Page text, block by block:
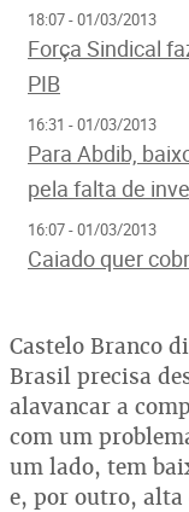
18:07 - 01/03/2013
Força Sindical
PIB
16:31 - 01/03/2013
Para Abdib,
pela falta de
16:07 - 01/03/2013
Caiado quer
Castelo Branco
Brasil precisa
alavancar a
com um
um lado, tem
e, por outro,